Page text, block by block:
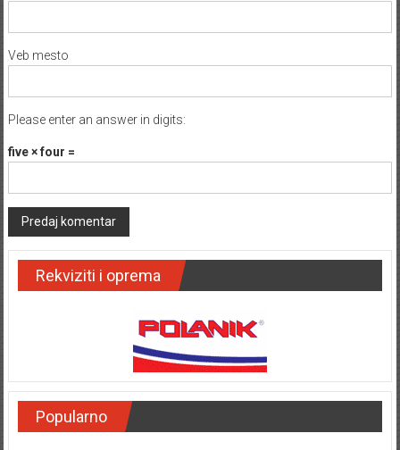
Veb mesto
Please enter an answer in digits:
five × four =
Rekviziti i oprema
Popularno